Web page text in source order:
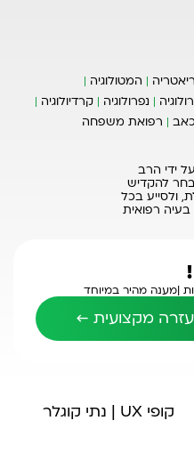
המטולוגיה
נפרולוגיה
קרדיולוגיה
רפואת משפחה
אשכולות הוקמה ב-2006, על ידי הרב
להקדיש
ולסייע בכל
רפואית
|מענה מהיר במיוחד
מקצועית ←
קופי UX | נתי קוגלר